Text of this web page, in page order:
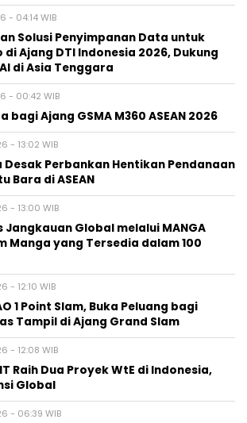
- 04:14 WIB
Solusi Penyimpanan Data untuk
di Ajang DTI Indonesia 2026, Dukung
di Asia Tenggara
- 00:42 WIB
bagi Ajang GSMA M360 ASEAN 2026
- 13:02 WIB
Desak Perbankan Hentikan Pendanaan
Bara di ASEAN
- 13:00 WIB
Jangkauan Global melalui MANGA
Manga yang Tersedia dalam 100
- 12:10 WIB
1 Point Slam, Buka Peluang bagi
Tampil di Ajang Grand Slam
- 12:08 WIB
Raih Dua Proyek WtE di Indonesia,
Global
- 06:39 WIB